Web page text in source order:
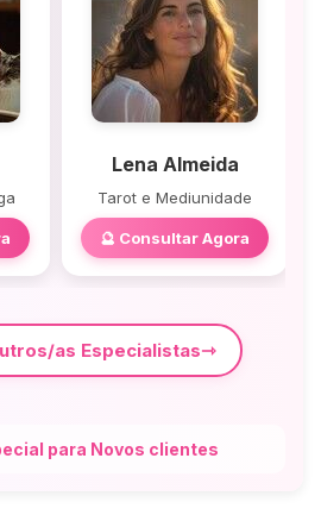
Lena Almeida
Tarot e Mediunidade
🔮 Consultar Agora
as Especialistas
para Novos clientes